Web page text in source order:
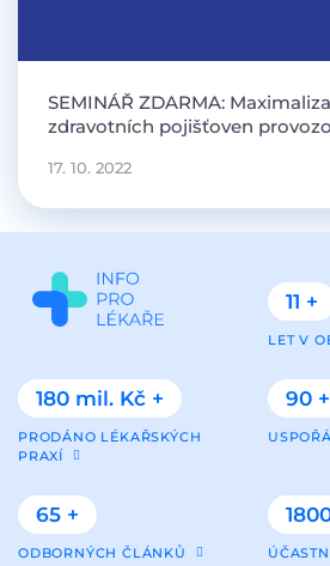
SEMINÁŘ ZDARMA:
zdravotních pojišťoven
17. 10. 2022
11 +
LET V
180 mil. Kč +
PRODÁNO LÉKAŘSKÝCH
PRAXÍ
90 +
65 +
ODBORNÝCH ČLÁNKŮ